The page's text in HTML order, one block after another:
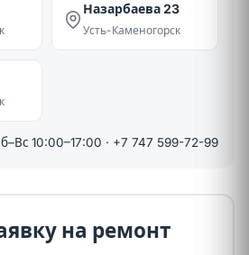
Назарбаева 23
Усть-Каменогорск
10:00–17:00 · +7 747 599-72-99
на ремонт